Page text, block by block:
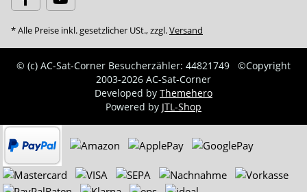
* Alle Preise inkl. gesetzlicher USt., zzgl.Versand
© (c) AC-Sat-Corner Besucherzähler: 44821749
©Copyright
2003-2026 AC-Sat-Corner
Developed by Themehero
Powered by JTL-Shop